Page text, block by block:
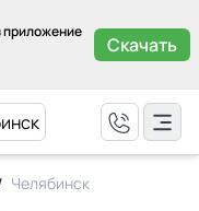
приложение
Скачать
Челябинск